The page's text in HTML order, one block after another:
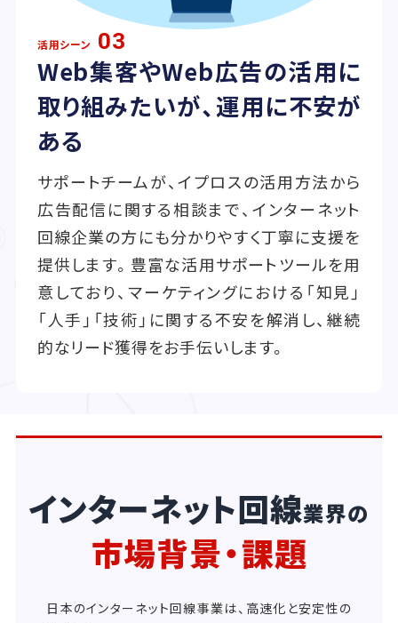
活用シーン 03
Web集客やWeb広告の活用に
取り組みたいが、運用に不安が
ある
サポートチームが、イプロスの活用方法から
広告配信に関する相談まで、インターネット
回線企業の方にも分かりやすく丁寧に支援を
提供します。豊富な活用サポートツールを用
意しており、マーケティングにおける「知見」
「人手」「技術」に関する不安を解消し、継続
的なリード獲得をお手伝いします。
インターネット回線業界の
市場背景・課題
日本のインターネット回線事業は、高速化と安定性の